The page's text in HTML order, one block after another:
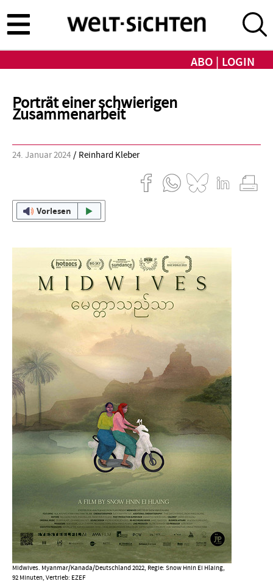
zum
Inhalt
ABO LOGIN
Porträt einer schwierigen
Zusammenarbeit
24. Januar 2024 Reinhard Kleber
Vorlesen
Midwives. Myanmar/Kanada/Deutschland 2022, Regie: Snow Hnin Ei Hlaing,
92 Minuten, Vertrieb: EZEF